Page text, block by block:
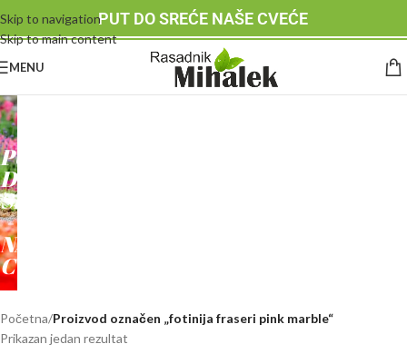
Skip to navigation
Skip to main content
PUT DO SREĆE NAŠE CVEĆE
MENU
RASADNIK
MIHALEK
PUT
DO
SREĆE
-
NAŠE
CVEĆE
Početna/Proizvod označen „fotinija fraseri pink marble“
Prikazan jedan rezultat